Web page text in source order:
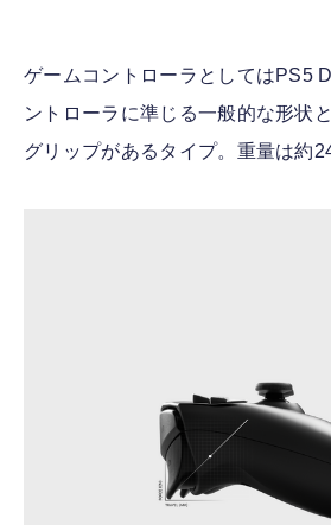
ゲームコントローラとしてはPS5
ントローラに準じる一般的な形状
グリップがあるタイプ。重量は約